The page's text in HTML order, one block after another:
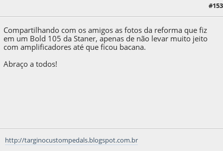
#153
Compartilhando com os amigos as fotos da reforma que fiz
em um Bold 105 da Staner, apenas de não levar muito jeito
com amplificadores até que ficou bacana.
Abraço a todos!
http://targinocustompedals.blogspot.com.br